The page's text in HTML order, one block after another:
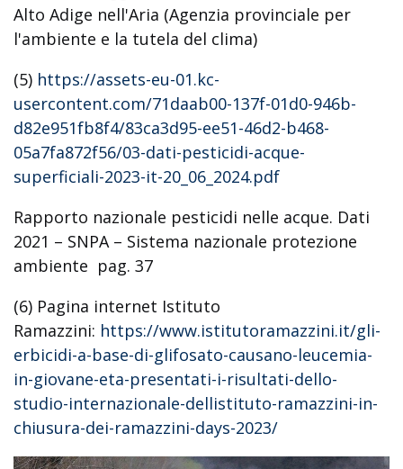
Alto Adige nell'Aria (Agenzia provinciale per
l'ambiente e la tutela del clima)
(5) https://assets-eu-01.kc-
usercontent.com/71daab00-137f-01d0-946b-
d82e951fb8f4/83ca3d95-ee51-46d2-b468-
05a7fa872f56/03-dati-pesticidi-acque-
superficiali-2023-it-20_06_2024.pdf
Rapporto nazionale pesticidi nelle acque. Dati
2021 – SNPA – Sistema nazionale protezione
ambiente pag. 37
(6) Pagina internet Istituto
Ramazzini: https://www.istitutoramazzini.it/gli-
erbicidi-a-base-di-glifosato-causano-leucemia-
in-giovane-eta-presentati-i-risultati-dello-
studio-internazionale-dellistituto-ramazzini-in-
chiusura-dei-ramazzini-days-2023/